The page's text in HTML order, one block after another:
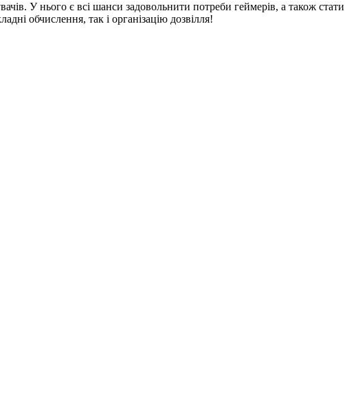
У нього є всі шанси задовольнити потреби геймерів, а також
обчислення, так і організацію дозвілля!